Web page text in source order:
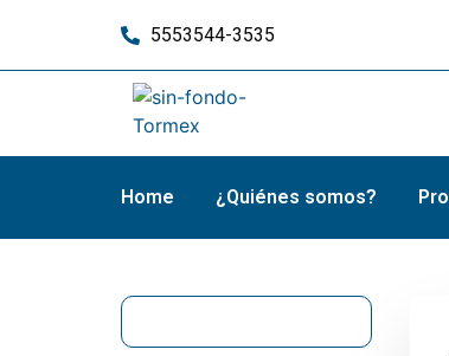
5553544-3535
Home ¿Quiénes somos?